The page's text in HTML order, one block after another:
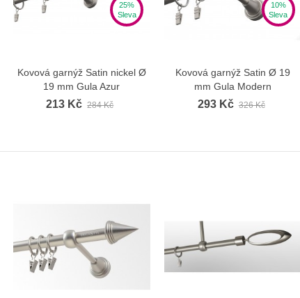
25%
Sleva
Zobrazit více
Kovová garnýž Satin nickel Ø
19 mm Gula Azur
213 Kč 284 Kč
10%
Sleva
Zobrazit více
Kovová garnýž Satin Ø 19
mm Gula Modern
293 Kč 326 Kč